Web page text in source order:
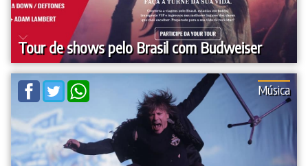
Tour de shows pelo Brasil com Budweiser
Música